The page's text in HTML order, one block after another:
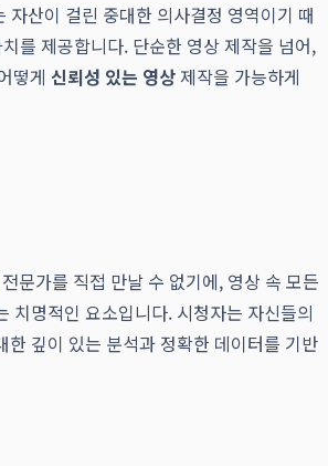
산이 걸린 중대한 의사결정 영역이기 때
를 제공합니다. 단순한 영상 제작을 넘어,
떻게 신뢰성 있는 영상제작을 가능하게
문가를 직접 만날 수 없기에, 영상 속 모든
치명적인 요소입니다. 시청자는 자신들의
깊이 있는 분석과 정확한 데이터를 기반